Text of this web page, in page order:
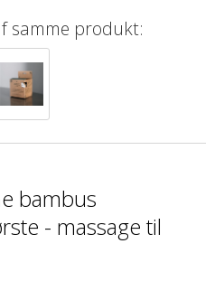
samme produkt:
bambus
- massage til